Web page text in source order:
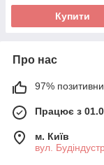
Купити
Про нас
97%
Працює з
м. Київ
вул.